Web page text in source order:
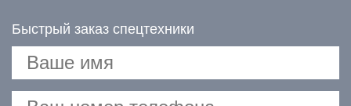
Быстрый заказ спецтехники